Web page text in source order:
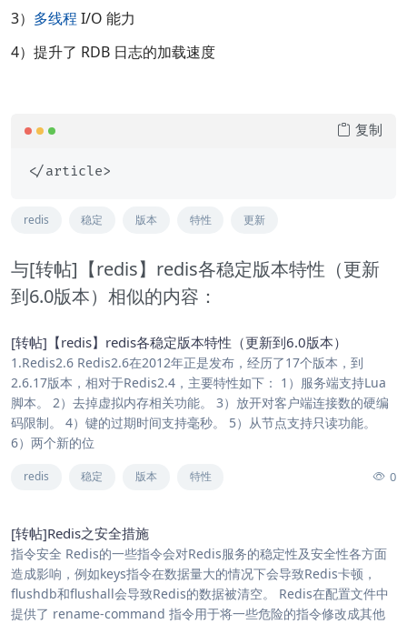
3） 多线程 I/O 能力
4）提升了 RDB 日志的加载速度
复制
redis 稳定 版本 特性 更新
与[转帖]【redis】redis各稳定版本特性（更新
到6.0版本）相似的内容：
[转帖]【redis】redis各稳定版本特性（更新到6.0版本）
1.Redis2.6 Redis2.6在2012年正是发布，经历了17个版本，到
2.6.17版本，相对于Redis2.4，主要特性如下： 1）服务端支持Lua
脚本。 2）去掉虚拟内存相关功能。 3）放开对客户端连接数的硬编
码限制。 4）键的过期时间支持毫秒。 5）从节点支持只读功能。
6）两个新的位
redis 稳定 版本 特性 0
[转帖]Redis之安全措施
指令安全 Redis的一些指令会对Redis服务的稳定性及安全性各方面
造成影响，例如keys指令在数据量大的情况下会导致Redis卡顿，
flushdb和flushall会导致Redis的数据被清空。 Redis在配置文件中
提供了 rename-command 指令用于将一些危险的指令修改成其他